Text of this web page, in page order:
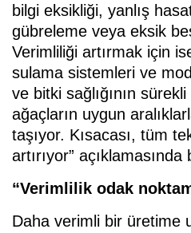
bilgi eksikliği, yanlış
gübreleme veya eksik
Verimliliği artırmak için
sulama sistemleri ve
ve bitki sağlığının
ağaçların uygun
taşıyor. Kısacası, tüm
artırıyor” açıklamasında
“Verimlilik odak
Daha verimli bir üretime